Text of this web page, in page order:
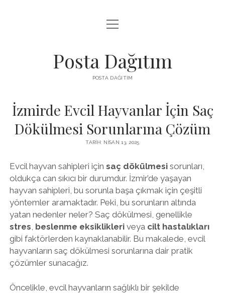
INSTAGRAM GIZLI HIKAYE İZLE
PARASIZ TWITTER BEĞENI YÜKSELTME
menüyü
aç
Posta Dağıtım
POSTA DAĞITIM
İzmirde Evcil Hayvanlar İçin Saç
Dökülmesi Sorunlarına Çözüm
TARIH: NISAN 13, 2025
Evcil hayvan sahipleri için saç dökülmesisorunları,
oldukça can sıkıcı bir durumdur. İzmir’de yaşayan
hayvan sahipleri, bu sorunla başa çıkmak için çeşitli
yöntemler aramaktadır. Peki, bu sorunların altında
yatan nedenler neler? Saç dökülmesi, genellikle
stres beslenme eksiklikleriveya cilt hastalıkları
gibi faktörlerden kaynaklanabilir. Bu makalede, evcil
hayvanların saç dökülmesi sorunlarına dair pratik
çözümler sunacağız.
Öncelikle, evcil hayvanların sağlıklı bir şekilde